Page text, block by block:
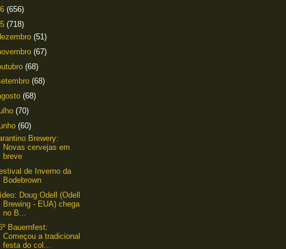
(656)
(718)
(51)
(67)
(68)
(68)
(68)
(70)
(60)
Brewery:
Novas cervejas em
breve
de Inverno da
Bodebrown
Doug Odell (Odell
Brewing - EUA) chega
no B...
Bauernfest:
Começou a tradicional
festa do col...